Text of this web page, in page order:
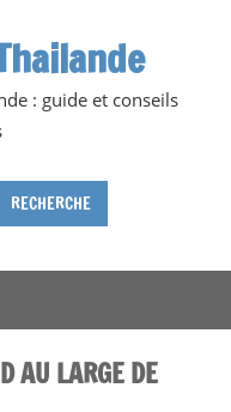
: guide et conseils
RECHERCHE
AU LARGE DE